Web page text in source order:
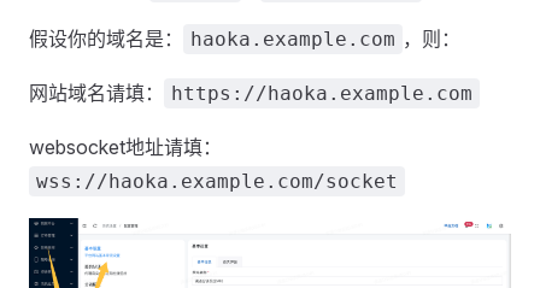
假设你的域名是： haoka.example.com ，则：
网站域名请填： https://haoka.example.com
websocket地址请填：
wss://haoka.example.com/socket